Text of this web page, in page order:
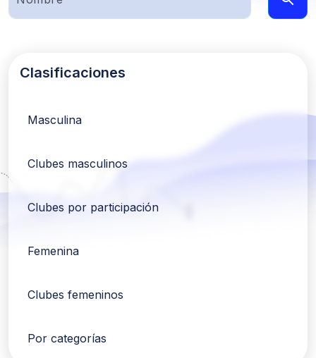
Clasificaciones
Masculina
Clubes masculinos
Clubes por participación
Femenina
Clubes femeninos
Por categorías